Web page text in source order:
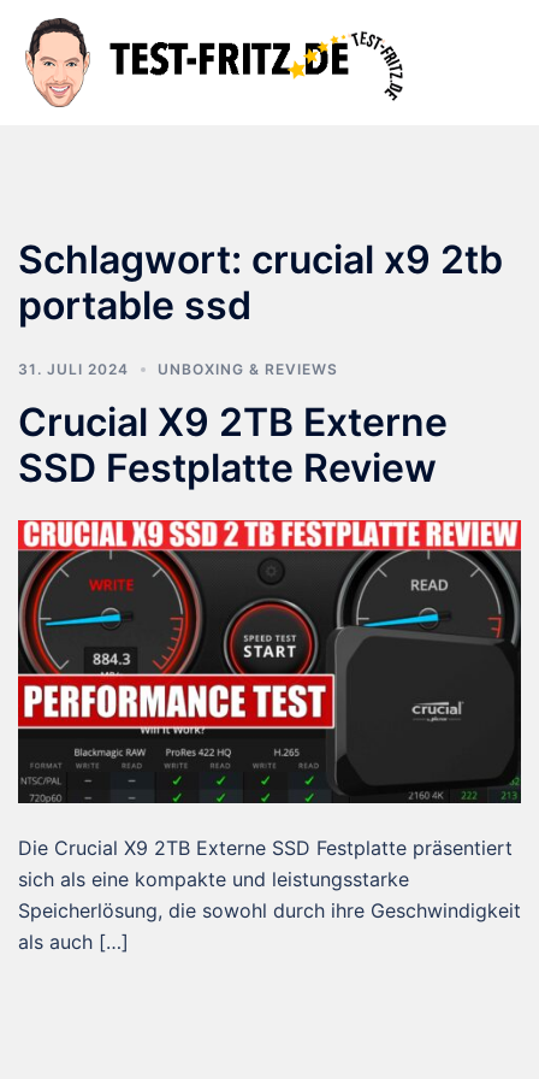
Inhalt
springen
Schlagwort: crucial x9 2tb
portable ssd
31. JULI 2024 UNBOXING & REVIEWS
Crucial X9 2TB Externe
SSD Festplatte Review
Die Crucial X9 2TB Externe SSD Festplatte präsentiert
sich als eine kompakte und leistungsstarke
Speicherlösung, die sowohl durch ihre Geschwindigkeit
als auch […]